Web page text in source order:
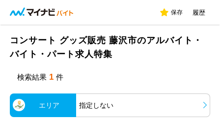
保存 履歴
コンサート グッズ販売 藤沢市のアルバイト・
バイト・パート求人特集
検索結果 1 件
エリア 指定しない